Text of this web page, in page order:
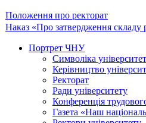
Положення про ректорат
Наказ «Про затвердження складу
Портрет ЧНУ
Символіка
Керівництво
Ректорат
Ради університету
Конференція
Газета «Наш